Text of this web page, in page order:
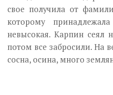
свое получила от
которому
невысокая. Карпин сеял
потом все забросили. На
сосна, осина, много